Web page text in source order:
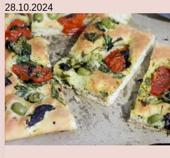
28.10.2024